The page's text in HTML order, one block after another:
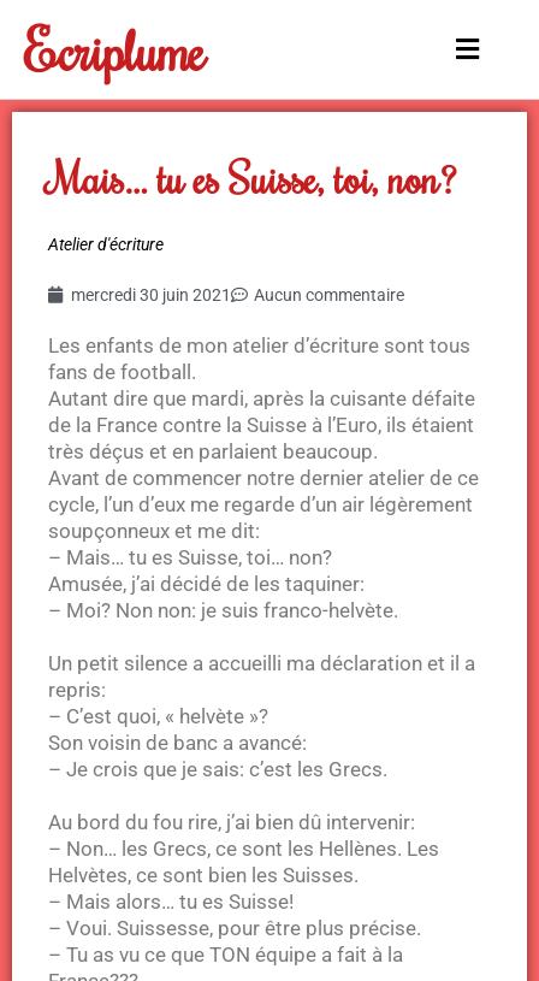
contenu
Ecriplume
Main
Mais… tu es Suisse, toi, non?
Atelier d'écriture
mercredi 30 juin 2021 Aucun commentaire
Les enfants de mon atelier d’écriture sont tous
fans de football.
Autant dire que mardi, après la cuisante défaite
de la France contre la Suisse à l’Euro, ils étaient
très déçus et en parlaient beaucoup.
Avant de commencer notre dernier atelier de ce
cycle, l’un d’eux me regarde d’un air légèrement
soupçonneux et me dit:
– Mais… tu es Suisse, toi… non?
Amusée, j’ai décidé de les taquiner:
– Moi? Non non: je suis franco-helvète.
Un petit silence a accueilli ma déclaration et il a
repris:
– C’est quoi, « helvète »?
Son voisin de banc a avancé:
– Je crois que je sais: c’est les Grecs.
Au bord du fou rire, j’ai bien dû intervenir:
– Non… les Grecs, ce sont les Hellènes. Les
Helvètes, ce sont bien les Suisses.
– Mais alors… tu es Suisse!
– Voui. Suissesse, pour être plus précise.
– Tu as vu ce que TON équipe a fait à la